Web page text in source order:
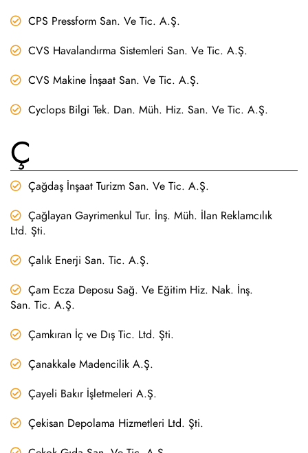
CPS Pressform San. Ve Tic. A.Ş.
CVS Havalandırma Sistemleri San. Ve Tic. A.Ş.
CVS Makine İnşaat San. Ve Tic. A.Ş.
Cyclops Bilgi Tek. Dan. Müh. Hiz. San. Ve Tic. A.Ş.
Ç
Çağdaş İnşaat Turizm San. Ve Tic. A.Ş.
Çağlayan Gayrimenkul Tur. İnş. Müh. İlan Reklamcılık
Ltd. Şti.
Çalık Enerji San. Tic. A.Ş.
Çam Ecza Deposu Sağ. Ve Eğitim Hiz. Nak. İnş.
San. Tic. A.Ş.
Çamkıran İç ve Dış Tic. Ltd. Şti.
Çanakkale Madencilik A.Ş.
Çayeli Bakır İşletmeleri A.Ş.
Çekisan Depolama Hizmetleri Ltd. Şti.